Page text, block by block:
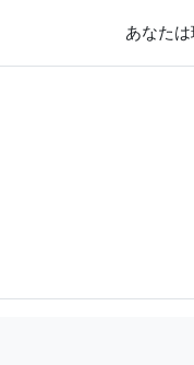
あなた